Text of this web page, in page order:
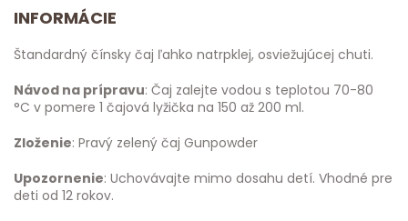
INFORMÁCIE
Štandardný čínsky čaj ľahko natrpklej, osviežujúcej chuti.
Návod na prípravu: Čaj zalejte vodou s teplotou 70-80
°C v pomere 1 čajová lyžička na 150 až 200 ml.
Zloženie: Pravý zelený čaj Gunpowder
Upozornenie: Uchovávajte mimo dosahu detí. Vhodné pre
deti od 12 rokov.